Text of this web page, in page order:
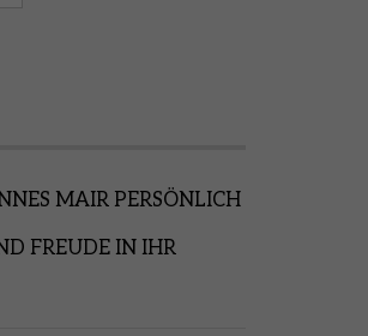
MAIR PERSÖNLICH
FREUDE IN IHR